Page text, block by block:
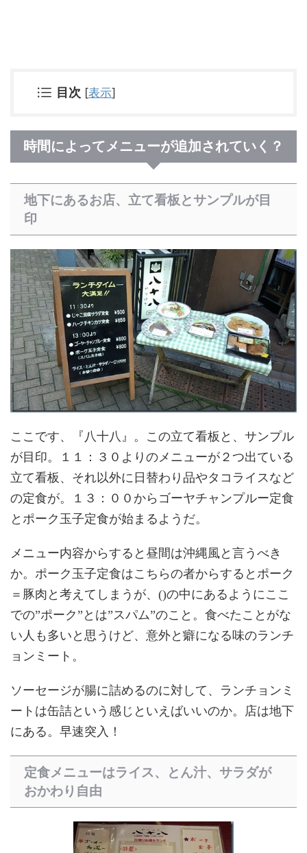
目次 [表示]
時間によってメニューが追加されていく？
地下にあるお店、立て看板とサンプルが目
印
ここです、『八十八』。この立て看板と、サンプル
が目印。１１：３０よりのメニューが２つ出ている
立て看板、それ以外に日替わり品やタコライスなど
の定食が。１３：００からゴーヤチャンプルー定食
とポーク玉子定食が始まるようだ。
メニュー内容からすると昼間は沖縄風と言うべき
か。ポーク玉子定食はこちらの者からするとポーク
＝豚肉と考えてしまうが、()の中にあるようにここ
での”ポーク”とは”スパム”のこと。食べたことがな
い人も多いと思うけど、意外と癖になる味のランチ
ョンミート。
ソーセージが腸に詰めるのに対して、ランチョンミ
ートは缶詰という感じといえばいいのか。店は地下
にある。早速突入！
定食メニューはライス、とん汁、サラダが
おかわり自由